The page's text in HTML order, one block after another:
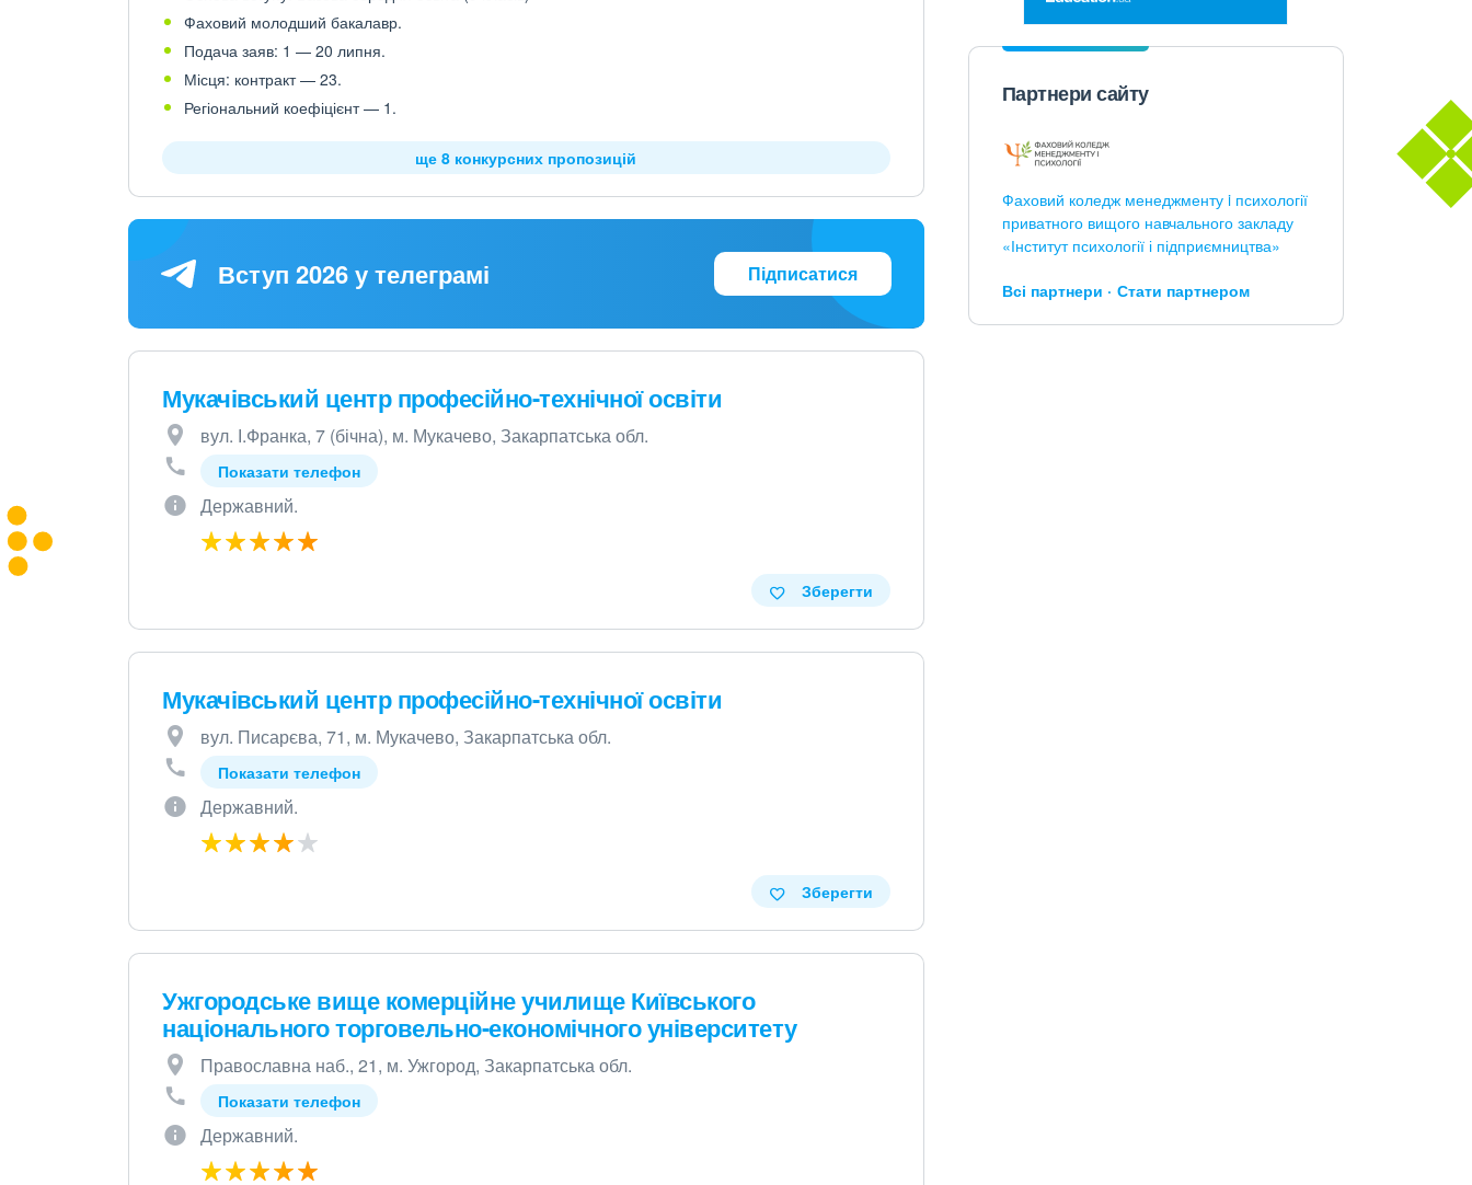
Фаховий молодший бакалавр.
Подача заяв: 1 — 20 липня.
Місця: контракт — 23.
Регіональний коефіцієнт — 1.
ще 8 конкурсних пропозицій
Вступ 2026 у телеграмі Підписатися
Мукачівський центр професійно-технічної освіти
вул. І.Франка, 7 (бічна), м. Мукачево, Закарпатська обл.
Показати телефон
Державний.
Зберегти
Мукачівський центр професійно-технічної освіти
вул. Писарєва, 71, м. Мукачево, Закарпатська обл.
Показати телефон
Державний.
Зберегти
Ужгородське вище комерційне училище Київського
національного торговельно-економічного університету
Православна наб., 21, м. Ужгород, Закарпатська обл.
Показати телефон
Державний.
Партнери сайту
Фаховий коледж менеджменту i психології
приватного вищого навчального закладу
«Інститут психології і підприємництва»
Всі партнери Стати партнером